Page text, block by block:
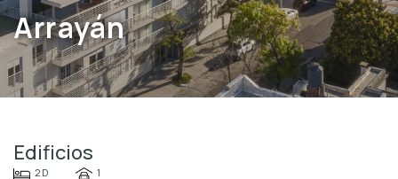
Arrayán
Edificios
2 D 1